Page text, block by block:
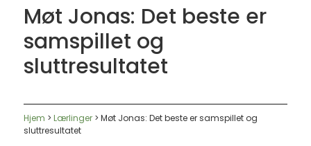
Møt Jonas: Det beste er
samspillet og
sluttresultatet
Hjem > Lærlinger> Møt Jonas: Det beste er samspillet og
sluttresultatet